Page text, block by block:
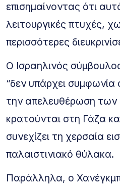
επισημαίνοντας ότι
λειτουργικές πτυχές,
περισσότερες
Ο Ισραηλινός
“δεν υπάρχει συμφωνία
την απελευθέρωση
κρατούνται στη Γάζα
συνεχίζει τη χερσαία
παλαιστινιακό θύλακα.
Παράλληλα, ο